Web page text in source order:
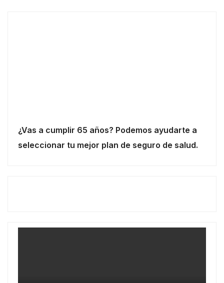
¿Vas a cumplir 65 años? Podemos ayudarte a
seleccionar tu mejor plan de seguro de salud.